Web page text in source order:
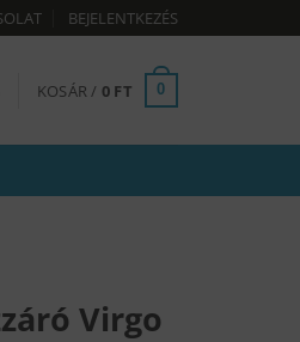
BEJELENTKEZÉS
KOSÁR / 0 FT 0
Virgo